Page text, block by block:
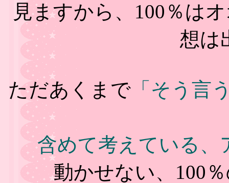
見ますから、100％は
想は
ただあくまで「そう言
含めて考えている、
動かせない、100